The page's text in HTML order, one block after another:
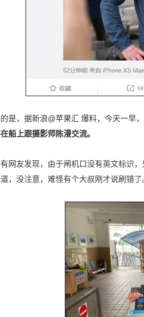
是，据新浪@苹果汇 爆料，今天一早，
船上跟摄影师陈漫交流。
网友发现，由于闸机口没有英文标识
，没注意，难怪有个大叔刚才说刷错了